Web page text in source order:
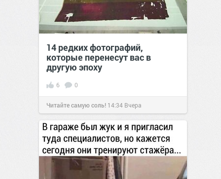
14 редких фотографий,
которые перенесут вас в
другую эпоху
6 0
Читайте самую соль! 14:34 Вчера